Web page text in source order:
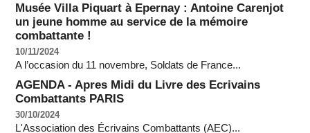
Musée Villa Piquart à Epernay : Antoine Carenjot
un jeune homme au service de la mémoire
combattante !
10/11/2024
A l’occasion du 11 novembre, Soldats de France...
AGENDA - Apres Midi du Livre des Ecrivains
Combattants PARIS
30/10/2024
L'Association des Écrivains Combattants (AEC)...